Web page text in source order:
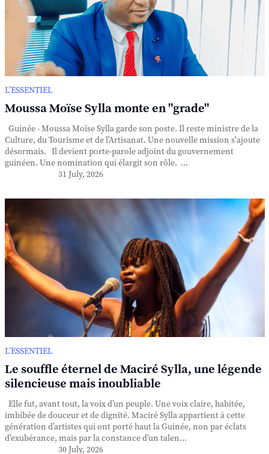
L’ESSENTIEL
Moussa Moïse Sylla monte en "grade"
Guinée - Moussa Moïse Sylla garde son poste. Il reste ministre de la
Culture, du Tourisme et de l'Artisanat. Une nouvelle mission s'ajoute
désormais. Il devient porte-parole adjoint du gouvernement
guinéen. Une nomination qui élargit son rôle. ...
31 July, 2026
L’ESSENTIEL
Le souffle éternel de Maciré Sylla, une légende
silencieuse mais inoubliable
Elle fut, avant tout, la voix d’un peuple. Une voix claire, habitée,
imbibée de douceur et de dignité. Maciré Sylla appartient à cette
génération d’artistes qui ont porté haut la Guinée, non par éclats
d’exubérance, mais par la constance d’un talen...
30 July, 2026